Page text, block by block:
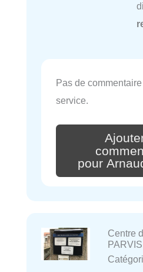
Pas de
service.
pour
Centre
PARVIS